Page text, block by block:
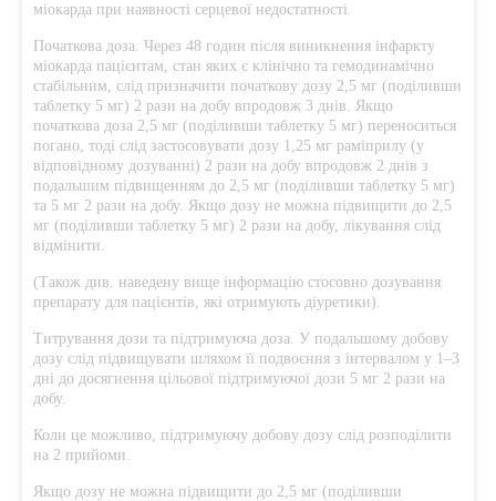
міокарда при наявності серцевої недостатності.
Початкова доза. Через 48 годин після виникнення інфаркту
міокарда пацієнтам, стан яких є клінічно та гемодинамічно
стабільним, слід призначити початкову дозу 2,5 мг (поділивши
таблетку 5 мг) 2 рази на добу впродовж 3 днів. Якщо
початкова доза 2,5 мг (поділивши таблетку 5 мг) переноситься
погано, тоді слід застосовувати дозу 1,25 мг раміприлу (у
відповідному дозуванні) 2 рази на добу впродовж 2 днів з
подальшим підвищенням до 2,5 мг (поділивши таблетку 5 мг)
та 5 мг 2 рази на добу. Якщо дозу не можна підвищити до 2,5
мг (поділивши таблетку 5 мг) 2 рази на добу, лікування слід
відмінити.
(Також див. наведену вище інформацію стосовно дозування
препарату для пацієнтів, які отримують діуретики).
Титрування дози та підтримуюча доза. У подальшому добову
дозу слід підвищувати шляхом її подвоєння з інтервалом у 1–3
дні до досягнення цільової підтримуючої дози 5 мг 2 рази на
добу.
Коли це можливо, підтримуючу добову дозу слід розподілити
на 2 прийоми.
Якщо дозу не можна підвищити до 2,5 мг (поділивши